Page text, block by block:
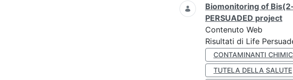
Biomonitoring of
PERSUADED project
Contenuto Web
Risultati di Life
CONTAMINANTI
TUTELA DELLA SALUTE